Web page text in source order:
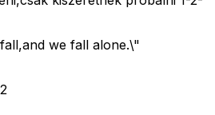
we fall alone.\"